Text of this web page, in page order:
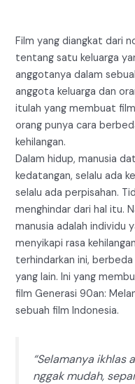
Film yang diangkat dari
tentang satu keluarga
anggotanya dalam
anggota keluarga dan
itulah yang membuat
orang punya cara
kehilangan.
Dalam hidup, manusia
kedatangan, selalu ada
selalu ada perpisahan.
menghindar dari hal itu.
manusia adalah individu
menyikapi rasa
terhindarkan ini,
yang lain. Ini yang
film Generasi 90an:
sebuah film Indonesia.
“Selamanya ikhlas
nggak mudah,